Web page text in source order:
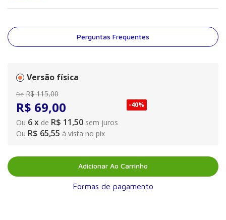
perspectiva atual e ampliada do universo das marcas, buscando
estabelecer a relação entre as ações de comunicação e o
processo de gestão de marcas, com ênfase na realidade
Perguntas Frequentes
Versão física
De R$ 115,00
R$ 69,00
Ou 6x de R$ 11,50 sem juros
-40%
Ou R$ 65,55 à vista no pix
Adicionar Ao Carrinho
Formas de pagamento